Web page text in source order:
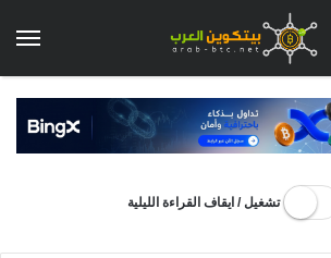
تشغيل / ايقاف القراءة الليلية